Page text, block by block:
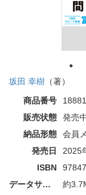
坂田 幸樹 （著）
商品番号
販売状態
発売中
納品形態
会員
発売日
2025
ISBN
データサイズ
約